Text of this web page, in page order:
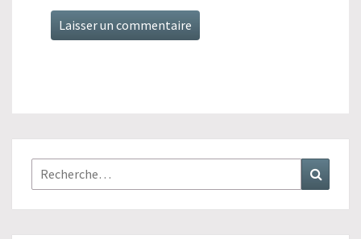
Rechercher :